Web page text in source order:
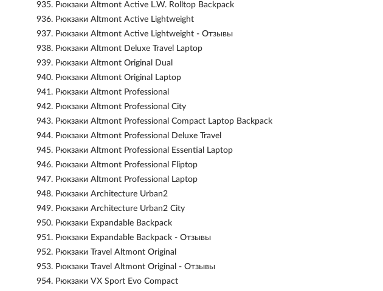
935. Рюкзаки Altmont Active L.W. Rolltop Backpack
936. Рюкзаки Altmont Active Lightweight
937. Рюкзаки Altmont Active Lightweight - Отзывы
938. Рюкзаки Altmont Deluxe Travel Laptop
939. Рюкзаки Altmont Original Dual
940. Рюкзаки Altmont Original Laptop
941. Рюкзаки Altmont Professional
942. Рюкзаки Altmont Professional City
943. Рюкзаки Altmont Professional Compact Laptop Backpack
944. Рюкзаки Altmont Professional Deluxe Travel
945. Рюкзаки Altmont Professional Essential Laptop
946. Рюкзаки Altmont Professional Fliptop
947. Рюкзаки Altmont Professional Laptop
948. Рюкзаки Architecture Urban2
949. Рюкзаки Architecture Urban2 City
950. Рюкзаки Expandable Backpack
951. Рюкзаки Expandable Backpack - Отзывы
952. Рюкзаки Travel Altmont Original
953. Рюкзаки Travel Altmont Original - Отзывы
954. Рюкзаки VX Sport Evo Compact